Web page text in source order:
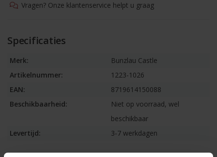
Vragen? Onze klantenservice helpt u graag
Specificaties
Merk:
Bunzlau Castle
Artikelnummer:
1223-1026
EAN:
8719614150088
Beschikbaarheid:
Niet op voorraad, wel
beschikbaar
Levertijd:
3-7 werkdagen